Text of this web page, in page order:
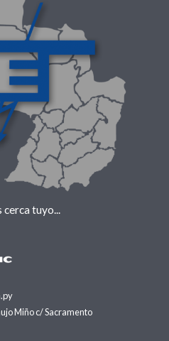
cerca tuyo...
Miño c/ Sacramento